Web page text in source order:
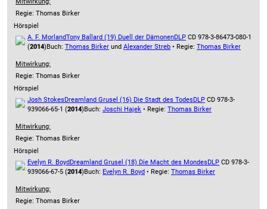
Regie: Thomas Birker
Hörspiel
A. F. MorlandTony Ballard (19) Duell der DämonenDLP CD 978-3-86473-080-1
(2014)Buch: Thomas Birker und Alexander Streb • Regie: Thomas Birker
Mitwirkung:
Regie: Thomas Birker
Hörspiel
Josh StokesDreamland Grusel (16) Die Stadt des TodesDLP CD 978-3-
939066-65-1 (2014)Buch: Joschi Hajek • Regie: Thomas Birker
Mitwirkung:
Regie: Thomas Birker
Hörspiel
Evelyn R. BoydDreamland Grusel (18) Die Macht des MondesDLP CD 978-3-
939066-67-5 (2014)Buch: Evelyn R. Boyd • Regie: Thomas Birker
Mitwirkung:
Regie: Thomas Birker